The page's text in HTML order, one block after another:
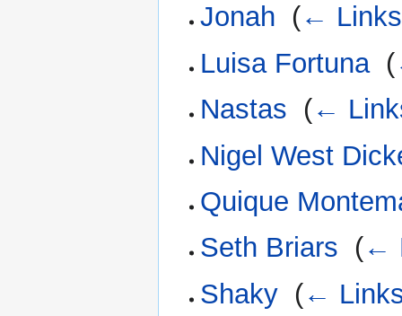
Jonah (← Links
Luisa Fortuna‎ (
Nastas (←
Nigel West
Quique
Seth Briars (←
Shaky (←